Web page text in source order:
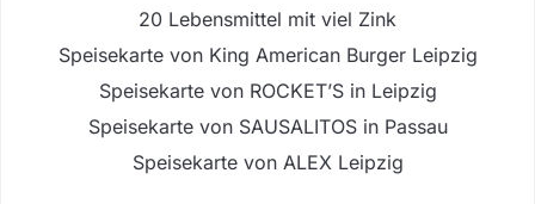
20 Lebensmittel mit viel Zink
Speisekarte von King American Burger Leipzig
Speisekarte von ROCKET’S in Leipzig
Speisekarte von SAUSALITOS in Passau
Speisekarte von ALEX Leipzig